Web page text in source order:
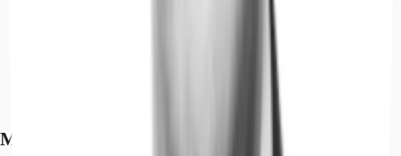
Marktinformationen